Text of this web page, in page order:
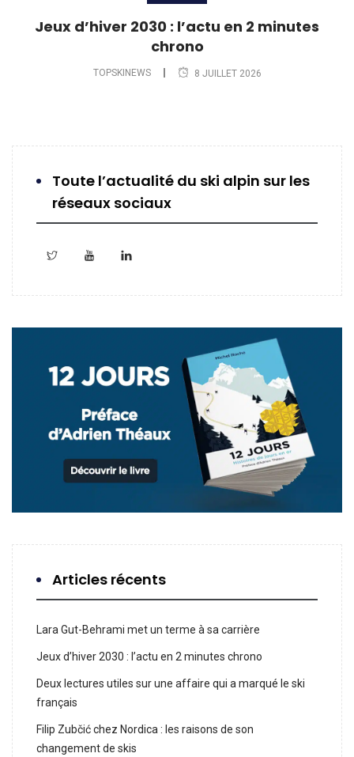
Jeux d’hiver 2030 : l’actu en 2 minutes
chrono
TOPSKINEWS 8 JUILLET 2026
Toute l’actualité du ski alpin sur les
réseaux sociaux
Articles récents
Lara Gut-Behrami met un terme à sa carrière
Jeux d’hiver 2030 : l’actu en 2 minutes chrono
Deux lectures utiles sur une affaire qui a marqué le ski
français
Filip Zubčić chez Nordica : les raisons de son
changement de skis